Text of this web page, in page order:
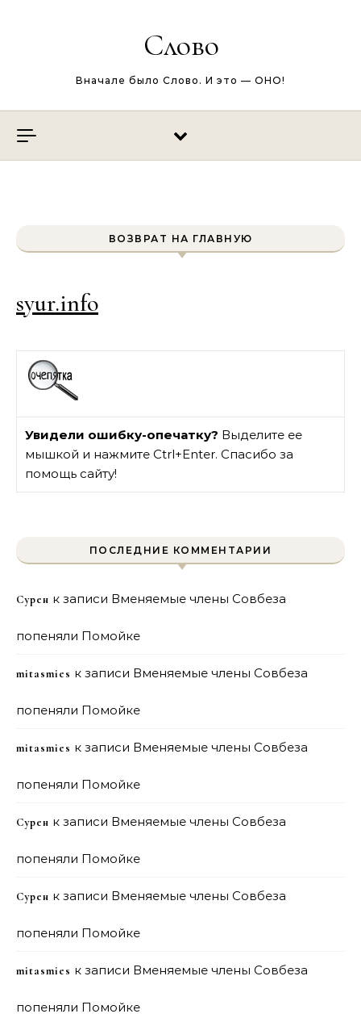
Слово
Вначале было Слово. И это — ОНО!
ВОЗВРАТ НА ГЛАВНУЮ
syur.info
Увидели ошибку-опечатку? Выделите ее
мышкой и нажмите Ctrl+Enter. Спасибо за
помощь сайту!
ПОСЛЕДНИЕ КОММЕНТАРИИ
Сурен к записи Вменяемые члены Совбеза
попеняли Помойке
mitasmies к записи Вменяемые члены Совбеза
попеняли Помойке
mitasmies к записи Вменяемые члены Совбеза
попеняли Помойке
Сурен к записи Вменяемые члены Совбеза
попеняли Помойке
Сурен к записи Вменяемые члены Совбеза
попеняли Помойке
mitasmies к записи Вменяемые члены Совбеза
попеняли Помойке